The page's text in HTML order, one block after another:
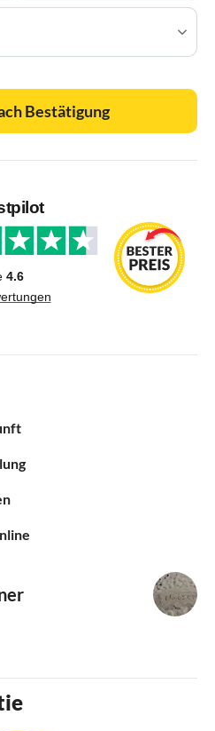
Bestätigung